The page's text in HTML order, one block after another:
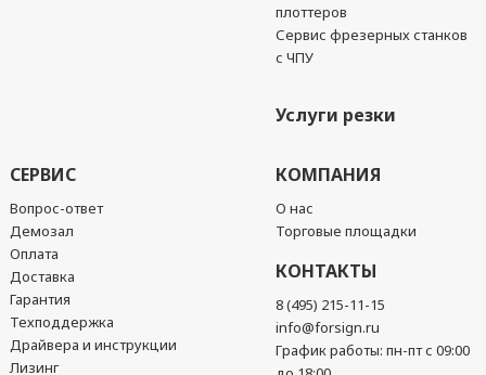
плоттеров
Сервис фрезерных станков
с ЧПУ
Услуги резки
СЕРВИС
Вопрос-ответ
Демозал
Оплата
Доставка
Гарантия
Техподдержка
Драйвера и инструкции
Лизинг
КОМПАНИЯ
О нас
Торговые площадки
КОНТАКТЫ
8 (495) 215-11-15
info@forsign.ru
График работы: пн-пт с 09:00